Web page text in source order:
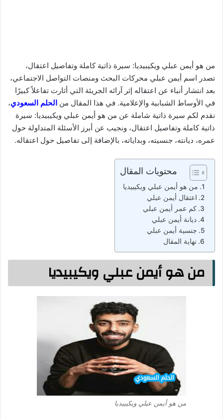
من هو أيمن عبلي ويكيبيديا: سيرة ذاتية كاملة وتفاصيل اعتقال،
تصدر اسم أيمن عبلي محركات البحث ومنصات التواصل الاجتماعي،
بعد انتشار أنباء عن اعتقاله إثر آرائه الجريئة التي أثارت تفاعلاً كبيرًا
في الأوساط الشبابية والإعلامية. في هذا المقال من الحلم السعودي،
نقدم لكم سيرة ذاتية شاملة عن من هو أيمن عبلي ويكيبيديا: سيرة
ذاتية كاملة وتفاصيل اعتقال، ونجيب عن أبرز الأسئلة المتداولة حول
عمره، ديانته، جنسيته، وبداياته، بالإضافة إلى تفاصيل حول اعتقاله.
محتويات المقال
من هو أيمن عبلي ويكيبيديا
اعتقال أيمن عبلي
كم عمر أيمن عبلي
ديانة أيمن عبلي
جنسية أيمن عبلي
نهاية المقال
من هو أيمن عبلي ويكيبيديا
من هو أيمن عبلي ويكيبيديا